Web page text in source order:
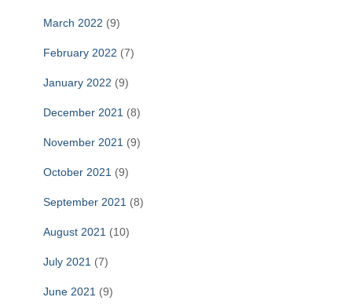
March 2022 (9)
February 2022 (7)
January 2022 (9)
December 2021 (8)
November 2021 (9)
October 2021 (9)
September 2021 (8)
August 2021 (10)
July 2021 (7)
June 2021 (9)